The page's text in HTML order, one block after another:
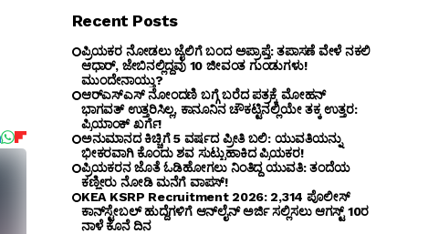
Recent Posts
ಪ್ರಿಯಕರ ನೋಡಲು ಜೈಲಿಗೆ ಬಂದ ಅಪ್ರಾಪ್ತೆ: ತಪಾಸಣೆ ವೇಳೆ ನಕಲಿ
ಆಧಾರ್, ಜೇಬಿನಲ್ಲಿದ್ದವು 10 ಜೀವಂತ ಗುಂಡುಗಳು!
ಮುಂದೇನಾಯ್ತು?
ಆರ್‌ಎಸ್‌ಎಸ್‌ ನೋಂದಣಿ ಬಗ್ಗೆ ಬರೆದ ಪತ್ರಕ್ಕೆ ಮೋಹನ್
ಭಾಗವತ್ ಉತ್ತರಿಸಿಲ್ಲ, ಕಾನೂನಿನ ಚೌಕಟ್ಟಿನಲ್ಲಿಯೇ ತಕ್ಕ ಉತ್ತರ:
ಪ್ರಿಯಾಂಕ್ ಖರ್ಗೆ!
ಅನುಮಾನದ ಕಿಚ್ಚಿಗೆ 5 ವರ್ಷದ ಪ್ರೀತಿ ಬಲಿ: ಯುವತಿಯನ್ನು
ಭೀಕರವಾಗಿ ಕೊಂದು ಶವ ಸುಟ್ಟುಹಾಕಿದ ಪ್ರಿಯಕರ!
ಪ್ರಿಯಕರನ ಜೊತೆ ಓಡಿಹೋಗಲು ನಿಂತಿದ್ದ ಯುವತಿ: ತಂದೆಯ
ಕಣ್ಣೀರು ನೋಡಿ ಮನೆಗೆ ವಾಪಸ್!
KEA KSRP Recruitment 2026: 2,314 ಪೊಲೀಸ್
ಕಾನ್‌ಸ್ಟೇಬಲ್ ಹುದ್ದೆಗಳಿಗೆ ಆನ್‌ಲೈನ್ ಅರ್ಜಿ ಸಲ್ಲಿಸಲು ಆಗಸ್ಟ್ 10ರ
ನಾಳೆ ಕೊನೆ ದಿನ